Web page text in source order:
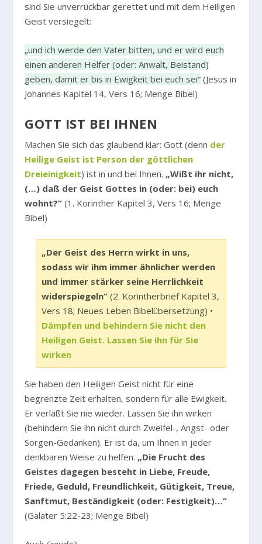
sind Sie unverrückbar gerettet und mit dem Heiligen
Geist versiegelt:
„und ich werde den Vater bitten, und er wird euch
einen anderen Helfer (oder: Anwalt, Beistand)
geben, damit er bis in Ewigkeit bei euch sei“ (Jesus in
Johannes Kapitel 14, Vers 16; Menge Bibel)
GOTT IST BEI IHNEN
Machen Sie sich das glaubend klar: Gott (denn der
Heilige Geist ist Person der göttlichen
Dreieinigkeit) ist in und bei Ihnen. „Wißt ihr nicht,
(…) daß der Geist Gottes in (oder: bei) euch
wohnt?“ (1. Korinther Kapitel 3, Vers 16; Menge
Bibel)
„Der Geist des Herrn wirkt in uns,
sodass wir ihm immer ähnlicher werden
und immer stärker seine Herrlichkeit
widerspiegeln“ (2. Korintherbrief Kapitel 3,
Vers 18; Neues Leben Bibelübersetzung) •
Dämpfen und behindern Sie nicht den
Heiligen Geist. Lassen Sie ihn für Sie
wirken
Sie haben den Heiligen Geist nicht für eine
begrenzte Zeit erhalten, sondern für alle Ewigkeit.
Er verläßt Sie nie wieder. Lassen Sie ihn wirken
(behindern Sie ihn nicht durch Zweifel-, Angst- oder
Sorgen-Gedanken). Er ist da, um Ihnen in jeder
denkbaren Weise zu helfen. „Die Frucht des
Geistes dagegen besteht in Liebe, Freude,
Friede, Geduld, Freundlichkeit, Gütigkeit, Treue,
Sanftmut, Beständigkeit (oder: Festigkeit)…“
(Galater 5:22-23; Menge Bibel)